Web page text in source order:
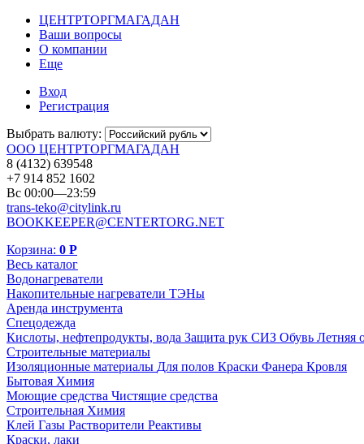
ЦЕНТРТОРГМАГАДАН
Ваши вопросы
О компании
Еще
Вход
Регистрация
Выбрать валюту:
ООО ЦЕНТРТОРГМАГАДАН
8 (4132) 639548
+7 914 852 1602
Вс 00:00—23:59
trans-teko@citylink.ru
BOOKKEEPER@CENTERTORG.NET
Корзина: 0 Р
Весь каталог
Водонагреватели
Накопительные нагреватели ТЭНы
Аренда инструмента
Спецодежда
Кислоты, нефтепродукты, вода Защита рук СИЗ Обувь Летняя
Строительные материалы
Изоляционные материалы Для полов Краски Фанера Кровля
Бытовая Химия
Моющие средства Чистящие средства
Строительная Химия
Клей Газы Растворители Реактивы
Краски, лаки